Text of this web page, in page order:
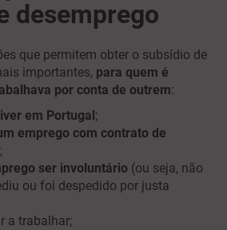
desemprego
que permitem obter o subsídio de
importantes, para quem é
por conta de outrem:
em Portugal ;
emprego com contrato de
;
ser involuntário (ou seja, não
ou foi despedido por justa
a trabalhar;